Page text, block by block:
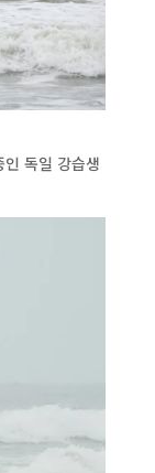
독일 강습생